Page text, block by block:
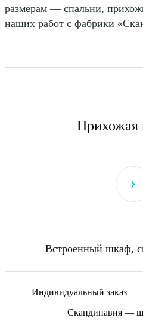
размерам — спальни,
наших работ с фабрики
Прихожая
Встроенный шкаф,
Индивидуальный заказ
Скандинавия —